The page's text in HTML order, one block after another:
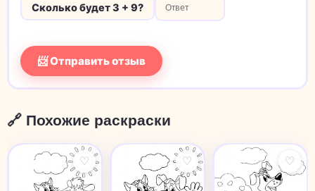
Сколько будет 3 + 9?
📨 Отправить отзыв
🔗 Похожие раскраски
♡ ♡ ♡